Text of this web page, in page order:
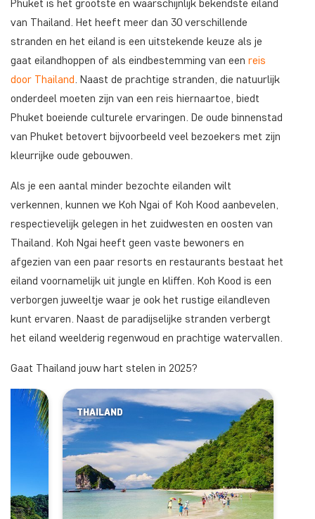
Phuket is het grootste en waarschijnlijk bekendste eiland
van Thailand. Het heeft meer dan 30 verschillende
stranden en het eiland is een uitstekende keuze als je
gaat eilandhoppen of als eindbestemming van een reis
door Thailand. Naast de prachtige stranden, die natuurlijk
onderdeel moeten zijn van een reis hiernaartoe, biedt
Phuket boeiende culturele ervaringen. De oude binnenstad
van Phuket betovert bijvoorbeeld veel bezoekers met zijn
kleurrijke oude gebouwen.
Als je een aantal minder bezochte eilanden wilt
verkennen, kunnen we Koh Ngai of Koh Kood aanbevelen,
respectievelijk gelegen in het zuidwesten en oosten van
Thailand. Koh Ngai heeft geen vaste bewoners en
afgezien van een paar resorts en restaurants bestaat het
eiland voornamelijk uit jungle en kliffen. Koh Kood is een
verborgen juweeltje waar je ook het rustige eilandleven
kunt ervaren. Naast de paradijselijke stranden verbergt
het eiland weelderig regenwoud en prachtige watervallen.
Gaat Thailand jouw hart stelen in 2025?
THAILAND